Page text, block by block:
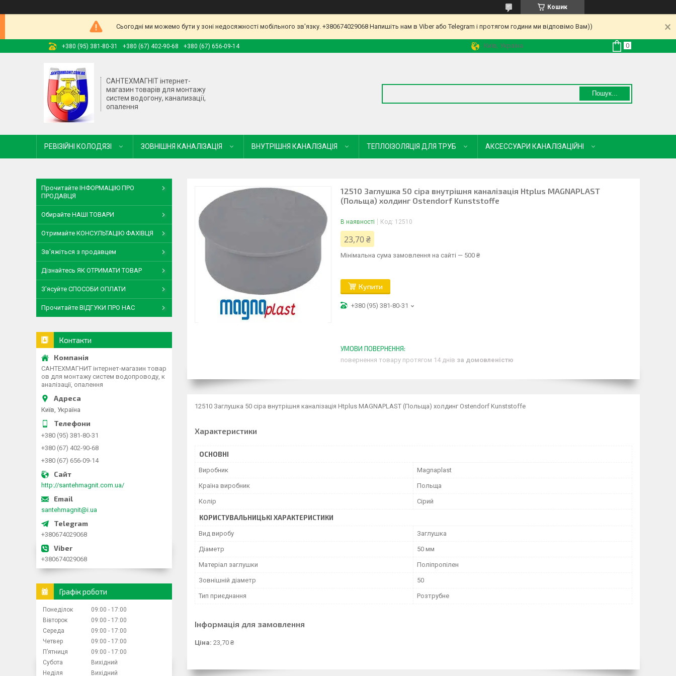
Кошик
Сьогодні ми можемо бути у зоні недосяжності мобільного зв'язку. +380674029068 Напишіть нам в Viber або Telegram і протягом години ми відповімо Вам))
+380 (95) 381-80-31 +380 (67) 402-90-68 +380 (67) 656-09-14 Київ, Україна
САНТЕХМАГНІТ інтернет-
магазин товарів для монтажу
систем водогону, канализації,
опалення
Пошук...
РЕВІЗІЙНІ КОЛОДЯЗІ ЗОВНІШНЯ КАНАЛІЗАЦІЯ ВНУТРІШНЯ КАНАЛІЗАЦІЯ ТЕПЛОІЗОЛЯЦІЯ ДЛЯ ТРУБ АКСЕССУАРИ КАНАЛІЗАЦІЙНІ
12510 Заглушка 50 сіра внутрішня каналізація Htplus MAGNAPLAST
(Польща) холдинг Ostendorf Kunststoffe
В наявності Код: 12510
23,70 ₴
Мінімальна сума замовлення на сайті — 500 ₴
Купити
+380 (95) 381-80-31
повернення товару протягом 14 днів за домовленістю
12510 Заглушка 50 сіра внутрішня каналізація Htplus MAGNAPLAST (Польща) холдинг Ostendorf Kunststoffe
Характеристики
ОСНОВНІ
Виробник Magnaplast
Країна виробник Польща
Колір Сірий
КОРИСТУВАЛЬНИЦЬКІ ХАРАКТЕРИСТИКИ
Вид виробу Заглушка
Діаметр 50 мм
Матеріал заглушки Поліпропілен
Зовнішній діаметр 50
Тип приєднання Розтрубне
Інформація для замовлення
Ціна: 23,70 ₴
Прочитайте ІНФОРМАЦІЮ ПРО
ПРОДАВЦЯ
Обирайте НАШІ ТОВАРИ
Отримайте КОНСУЛЬТАЦІЮ ФАХІВЦЯ
Зв'яжіться з продавцем
Дізнайтесь ЯК ОТРИМАТИ ТОВАР
З'ясуйте СПОСОБИ ОПЛАТИ
Прочитайте ВІДГУКИ ПРО НАС
Контакти
САНТЕХМАГНИТ інтернет-магазин товар
ов для монтажу систем водопроводу, к
аналізації, опалення
Київ, Україна
+380 (95) 381-80-31
+380 (67) 402-90-68
+380 (67) 656-09-14
http://santehmagnit.com.ua/
santehmagnit@i.ua
+380674029068
+380674029068
Графік роботи
Понеділок 09:00
17:00
Вівторок
09:00
17:00
Середа
09:00
17:00
Четвер
09:00
17:00
Пʼятниця
09:00
17:00
Субота
Вихідний
Неділя
Вихідний